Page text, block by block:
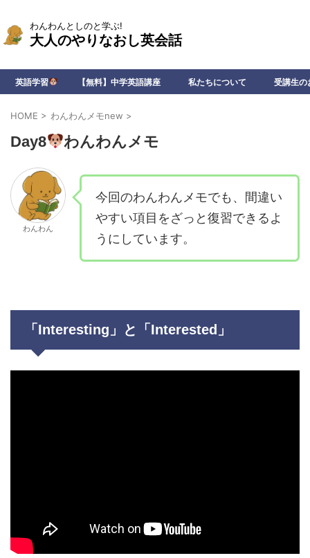
わんわんとしのと学ぶ!
大人のやりなおし英会話
英語学習 【無料】中学英語講座 私たちについて 受講生の
HOME > わんわんメモnew >
Day8 わんわんメモ
わんわん
今回のわんわんメモでも、間違い
やすい項目をざっと復習できるよ
うにしています。
「Interesting」と「Interested」